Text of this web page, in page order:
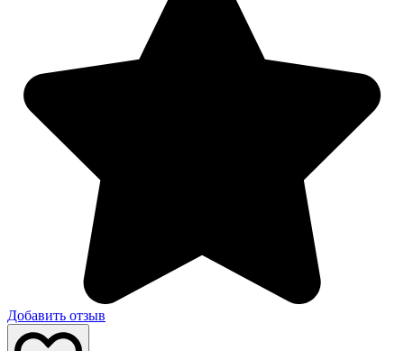
Добавить отзыв